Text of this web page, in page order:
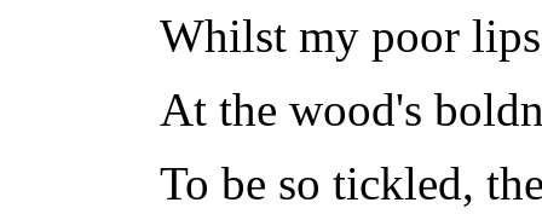
Whilst my poor
At the wood's
To be so tickled,